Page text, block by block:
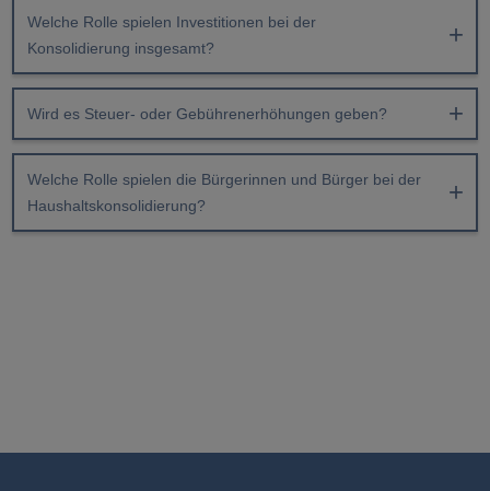
Welche Rolle spielen Investitionen bei der
Konsolidierung insgesamt?
Wird es Steuer- oder Gebührenerhöhungen geben?
Welche Rolle spielen die Bürgerinnen und Bürger bei der
Haushaltskonsolidierung?